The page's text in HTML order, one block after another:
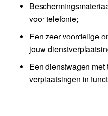
voor telefonie;
Een zeer voordelige
jouw
Een dienstwagen
verplaatsingen in